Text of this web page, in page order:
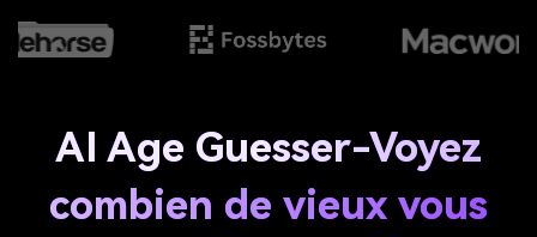
AI Age Guesser-Voyez
combien de vieux vous